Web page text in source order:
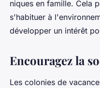
niques en famille. Cela
s'habituer à
développer un intérêt
Encouragez la
Les colonies de